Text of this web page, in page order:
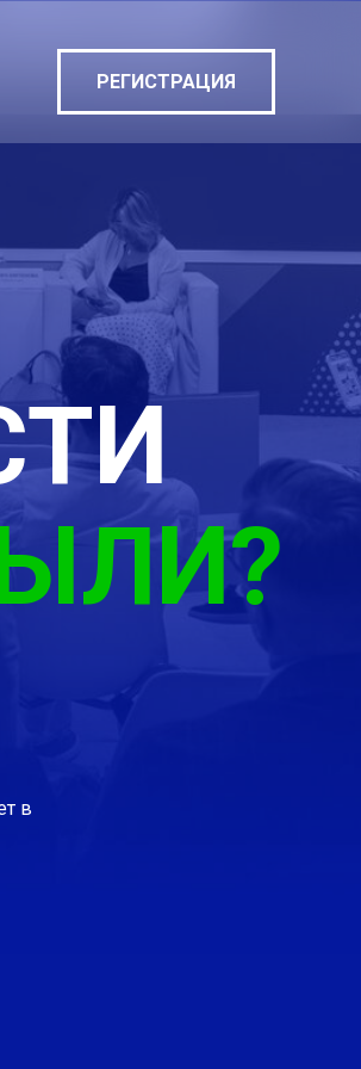
РЕГИСТРАЦИЯ
в